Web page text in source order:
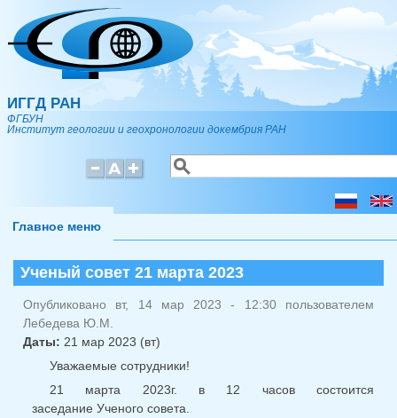
Перейти к основному содержанию
ИГГД РАН
ФГБУН
Институт геологии и геохронологии докембрия РАН
Форма поиска
Поиск
Главное меню
Ученый совет 21 марта 2023
Опубликовано вт, 14 мар 2023 - 12:30 пользователем
Лебедева Ю.М.
Даты: 21 мар 2023 (вт)
Уважаемые сотрудники!
21 марта 2023г. в 12 часов состоится
заседание Ученого совета.